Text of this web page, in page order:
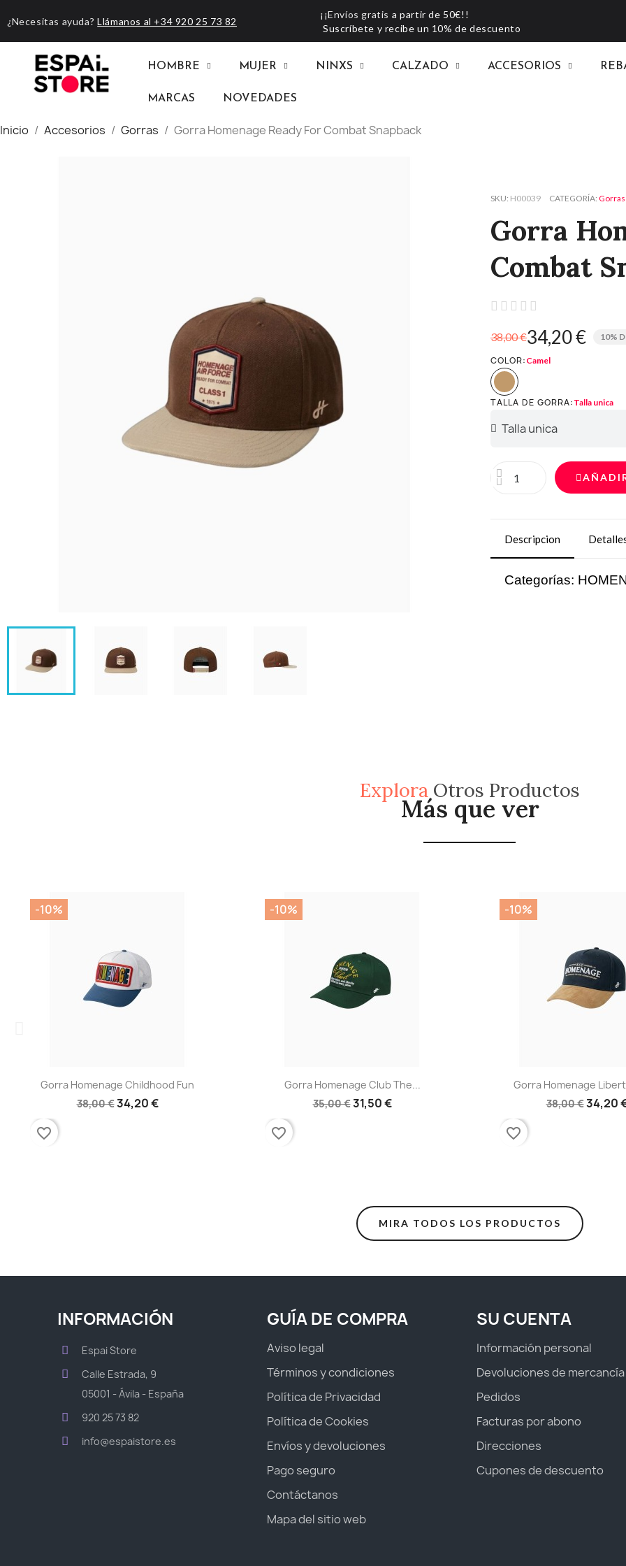
¿Necesitas ayuda? Llámanos al +34 920 25 73 82
¡¡Envíos gratis a partir de 50€!!
Suscríbete y recibe un 10% de descuento
HOMBRE MUJER NINXS CALZADO ACCESORIOS
MARCAS NOVEDADES
Inicio Accesorios Gorras Gorra Homenage Ready For Combat Snapback
SKU H00039 CATEGORÍA Gorras
Gorra
Combat
    
38,00 €34,20 € 10%
COLOR Camel
TALLA DE GORRA Talla unica
Descripcion
Categorías:
ExploraOtros Productos
Más que ver
Vista rápida
Gorra Homenage Childhood Fun
38,00 €34,20 €
-10%
favorite_border
Vista rápida
Gorra Homenage Club The...
35,00 €31,50 €
-10%
favorite_border
Vista
Gorra Homenage
38,00 €34,20
-10%
favorite_border
MIRA TODOS LOS PRODUCTOS
INFORMACIÓN
Espai Store
Calle Estrada, 9
05001 - Ávila - España
920 25 73 82
info@espaistore.es
GUÍA DE COMPRA
Aviso legal
Términos y condiciones
Política de Privacidad
Política de Cookies
Envíos y devoluciones
Pago seguro
Contáctanos
Mapa del sitio web
SU CUENTA
Información personal
Devoluciones de mercancía
Pedidos
Facturas por abono
Direcciones
Cupones de descuento